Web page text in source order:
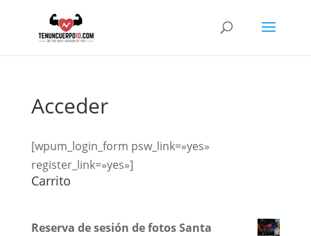
Acceder
[wpum_login_form psw_link=»yes»
register_link=»yes»]
Carrito
Reserva de sesión de fotos Santa